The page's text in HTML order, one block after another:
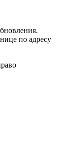
по адресу